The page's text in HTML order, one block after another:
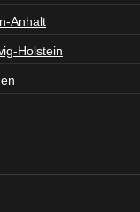
Anhalt
Holstein